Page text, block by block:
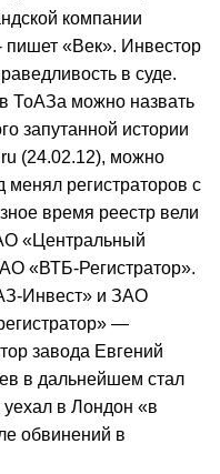
компании
пишет «Век». Инвестор
в суде.
ТоАЗа можно назвать
запутанной истории
(24.02.12), можно
менял регистраторов с
время реестр вели
«Центральный
«ВТБ-Регистратор».
Инвест» и ЗАО
—
завода Евгений
в дальнейшем стал
уехал в Лондон «в
обвинений в